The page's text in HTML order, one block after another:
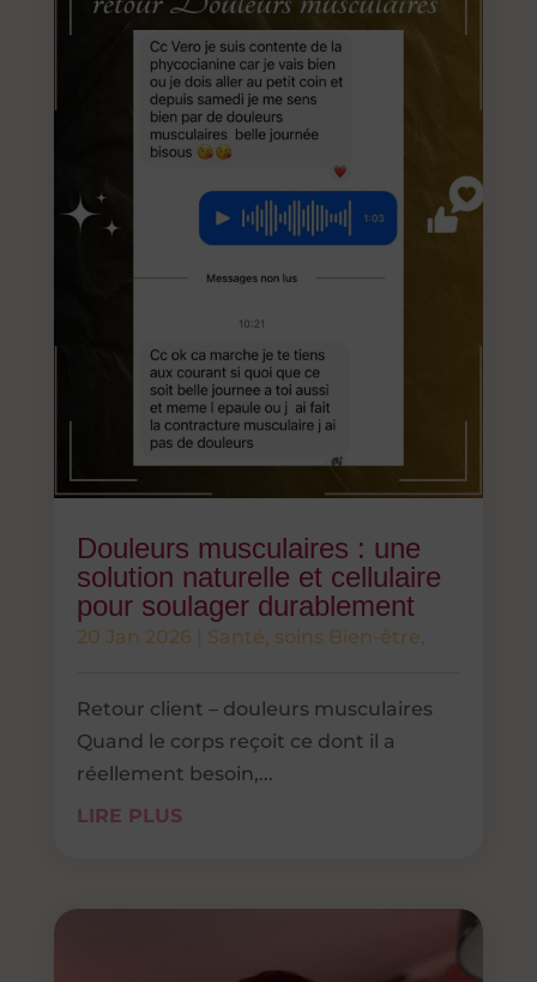
Douleurs musculaires : une
solution naturelle et cellulaire
pour soulager durablement
20 Jan 2026 Santé, soins Bien-être,
Retour client – douleurs musculaires
Quand le corps reçoit ce dont il a
réellement besoin,...
LIRE PLUS